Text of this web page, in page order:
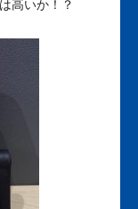
高いか！？